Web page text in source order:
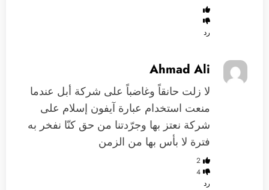
رد
Ahmad Ali
لا زلت حانقاً وغاضباً على شركة أبل عندما
منعت استخدام عبارة آيفون إسلام على
شركة نعتز بها وجرّدتنا من حق كنّا نفخر به
فترة لا بأس بها من الزمن
2
4
رد